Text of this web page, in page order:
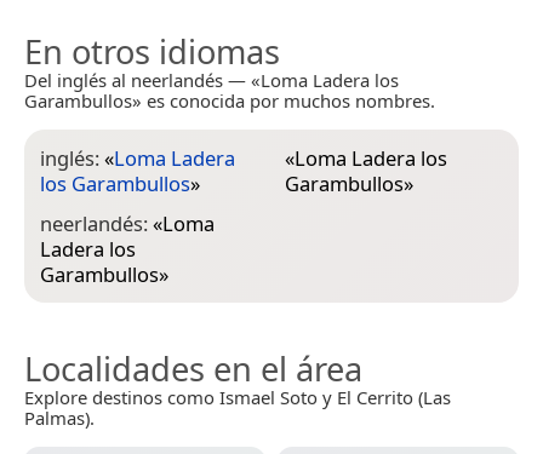
En otros idiomas
Del inglés al neerlandés — «Loma Ladera los
Garambullos» es conocida por muchos nombres.
inglés:«Loma Ladera
los Garambullos»
neerlandés:«Loma
Ladera los
Garambullos»
«Loma Ladera los
Garambullos»
Localidades en el área
Explore destinos como Ismael Soto y El Cerrito (Las
Palmas).